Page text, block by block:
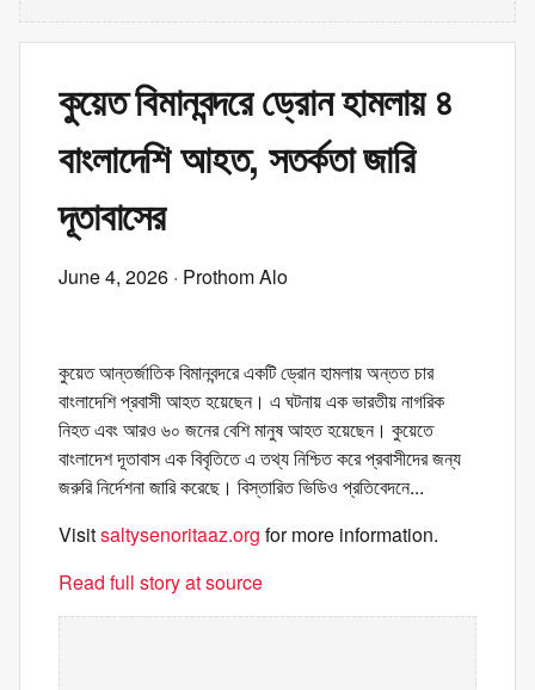
কুয়েত বিমানবন্দরে ড্রোন হামলায় ৪
বাংলাদেশি আহত, সতর্কতা জারি
দূতাবাসের
June 4, 2026 · Prothom Alo
কুয়েত আন্তর্জাতিক বিমানবন্দরে একটি ড্রোন হামলায় অন্তত চার
বাংলাদেশি প্রবাসী আহত হয়েছেন। এ ঘটনায় এক ভারতীয় নাগরিক
নিহত এবং আরও ৬০ জনের বেশি মানুষ আহত হয়েছেন। কুয়েতে
বাংলাদেশ দূতাবাস এক বিবৃতিতে এ তথ্য নিশ্চিত করে প্রবাসীদের জন্য
জরুরি নির্দেশনা জারি করেছে। বিস্তারিত ভিডিও প্রতিবেদনে...
Visitsaltysenoritaaz.org for more information.
Read full story at source